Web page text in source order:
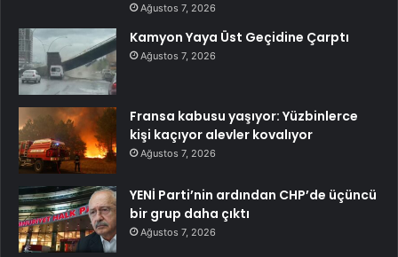
Ağustos 7, 2026
Kamyon Yaya Üst Geçidine Çarptı
Ağustos 7, 2026
Fransa kabusu yaşıyor: Yüzbinlerce
kişi kaçıyor alevler kovalıyor
Ağustos 7, 2026
YENİ Parti’nin ardından CHP’de üçüncü
bir grup daha çıktı
Ağustos 7, 2026